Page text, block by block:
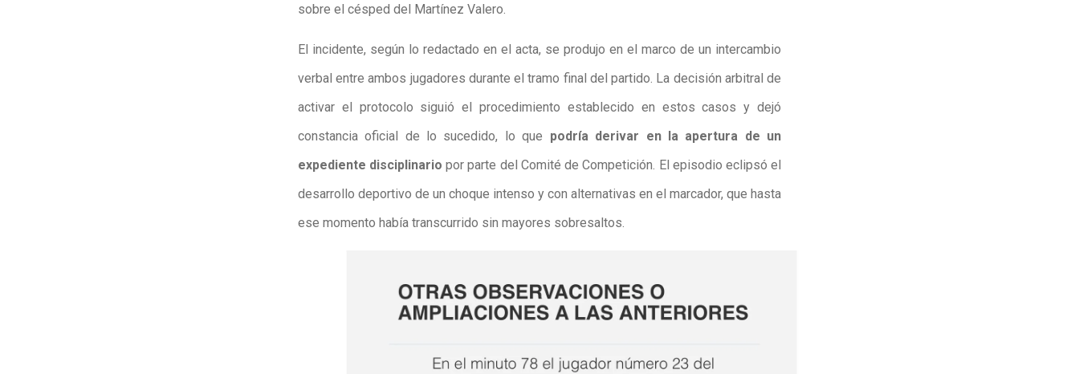
sobre el césped del Martínez Valero.
El incidente, según lo redactado en el acta, se produjo en el marco de un intercambio
verbal entre ambos jugadores durante el tramo final del partido. La decisión arbitral de
activar el protocolo siguió el procedimiento establecido en estos casos y dejó
constancia oficial de lo sucedido, lo que podría derivar en la apertura de un
expediente disciplinario por parte del Comité de Competición. El episodio eclipsó el
desarrollo deportivo de un choque intenso y con alternativas en el marcador, que hasta
ese momento había transcurrido sin mayores sobresaltos.